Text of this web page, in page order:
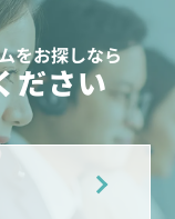
をお探しなら
ださい